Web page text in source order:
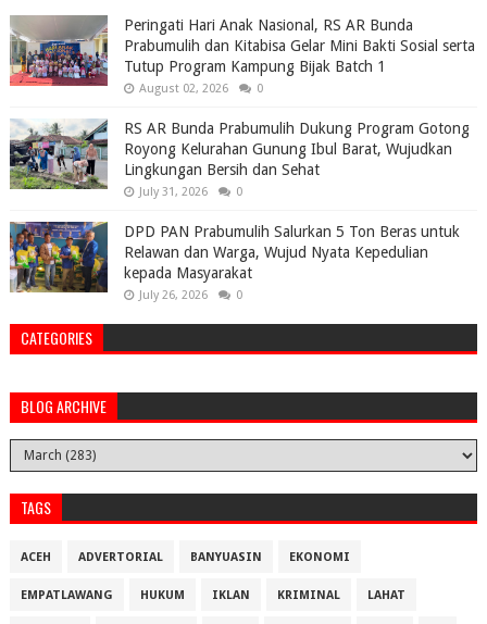
Peringati Hari Anak Nasional, RS AR Bunda
Prabumulih dan Kitabisa Gelar Mini Bakti Sosial serta
Tutup Program Kampung Bijak Batch 1
August 02, 2026 0
RS AR Bunda Prabumulih Dukung Program Gotong
Royong Kelurahan Gunung Ibul Barat, Wujudkan
Lingkungan Bersih dan Sehat
July 31, 2026 0
DPD PAN Prabumulih Salurkan 5 Ton Beras untuk
Relawan dan Warga, Wujud Nyata Kepedulian
kepada Masyarakat
July 26, 2026 0
CATEGORIES
BLOG ARCHIVE
TAGS
ACEH ADVERTORIAL BANYUASIN EKONOMI
EMPATLAWANG HUKUM IKLAN KRIMINAL LAHAT